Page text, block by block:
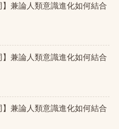
】兼論人類意識進化如何結合
】兼論人類意識進化如何結合
】兼論人類意識進化如何結合